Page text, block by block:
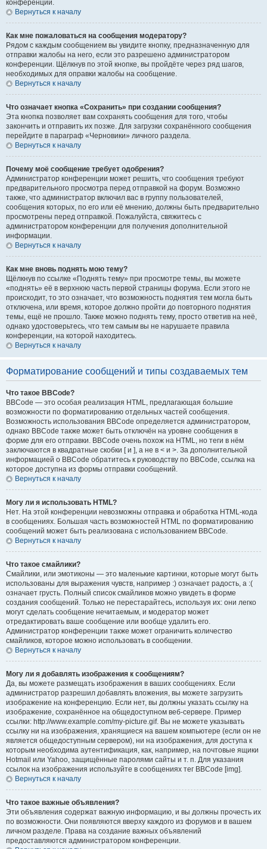
конференции.
Вернуться к началу
Как мне пожаловаться на сообщения модератору?
Рядом с каждым сообщением вы увидите кнопку, предназначенную для
отправки жалобы на него, если это разрешено администратором
конференции. Щёлкнув по этой кнопке, вы пройдёте через ряд шагов,
необходимых для оправки жалобы на сообщение.
Вернуться к началу
Что означает кнопка «Сохранить» при создании сообщения?
Эта кнопка позволяет вам сохранять сообщения для того, чтобы
закончить и отправить их позже. Для загрузки сохранённого сообщения
перейдите в параграф «Черновики» личного раздела.
Вернуться к началу
Почему моё сообщение требует одобрения?
Администратор конференции может решить, что сообщения требуют
предварительного просмотра перед отправкой на форум. Возможно
также, что администратор включил вас в группу пользователей,
сообщения которых, по его или её мнению, должны быть предварительно
просмотрены перед отправкой. Пожалуйста, свяжитесь с
администратором конференции для получения дополнительной
информации.
Вернуться к началу
Как мне вновь поднять мою тему?
Щёлкнув по ссылке «Поднять тему» при просмотре темы, вы можете
«поднять» её в верхнюю часть первой страницы форума. Если этого не
происходит, то это означает, что возможность поднятия тем могла быть
отключена, или время, которое должно пройти до повторного поднятия
темы, ещё не прошло. Также можно поднять тему, просто ответив на неё,
однако удостоверьтесь, что тем самым вы не нарушаете правила
конференции, на которой находитесь.
Вернуться к началу
Форматирование сообщений и типы создаваемых тем
Что такое BBCode?
BBCode — это особая реализация HTML, предлагающая большие
возможности по форматированию отдельных частей сообщения.
Возможность использования BBCode определяется администратором,
однако BBCode также может быть отключён на уровне сообщения в
форме для его отправки. BBCode очень похож на HTML, но теги в нём
заключаются в квадратные скобки [ и ], а не в < и >. За дополнительной
информацией о BBCode обратитесь к руководству по BBCode, ссылка на
которое доступна из формы отправки сообщений.
Вернуться к началу
Могу ли я использовать HTML?
Нет. На этой конференции невозможны отправка и обработка HTML-кода
в сообщениях. Большая часть возможностей HTML по форматированию
сообщений может быть реализована с использованием BBCode.
Вернуться к началу
Что такое смайлики?
Смайлики, или эмотиконы — это маленькие картинки, которые могут быть
использованы для выражения чувств, например :) означает радость, а :(
означает грусть. Полный список смайликов можно увидеть в форме
создания сообщений. Только не перестарайтесь, используя их: они легко
могут сделать сообщение нечитаемым, и модератор может
отредактировать ваше сообщение или вообще удалить его.
Администратор конференции также может ограничить количество
смайликов, которое можно использовать в сообщении.
Вернуться к началу
Могу ли я добавлять изображения к сообщениям?
Да, вы можете размещать изображения в ваших сообщениях. Если
администратор разрешил добавлять вложения, вы можете загрузить
изображение на конференцию. Если нет, вы должны указать ссылку на
изображение, сохранённое на общедоступном веб-сервере. Пример
ссылки: http://www.example.com/my-picture.gif. Вы не можете указывать
ссылку ни на изображения, хранящиеся на вашем компьютере (если он не
является общедоступным сервером), ни на изображения, для доступа к
которым необходима аутентификация, как, например, на почтовые ящики
Hotmail или Yahoo, защищённые паролями сайты и т. п. Для указания
ссылок на изображения используйте в сообщениях тег BBCode [img].
Вернуться к началу
Что такое важные объявления?
Эти объявления содержат важную информацию, и вы должны прочесть их
по возможности. Они появляются вверху каждого из форумов и в вашем
личном разделе. Права на создание важных объявлений
предоставляются администратором конференции.